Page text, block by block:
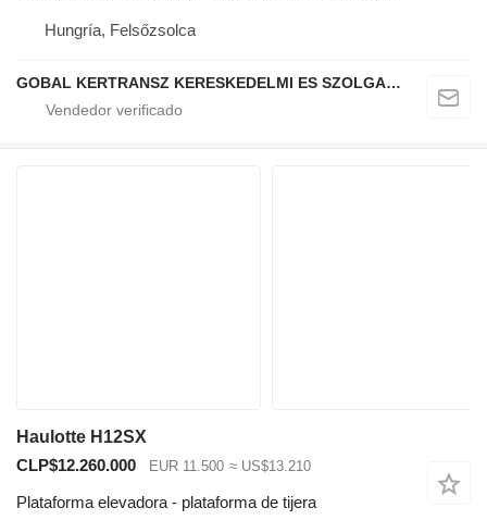
Hungría, Felsőzsolca
GOBAL KERTRANSZ KERESKEDELMI ES SZOLGALTATO KFT.
Haulotte H12SX
CLP$12.260.000
EUR 11.500 ≈ US$13.210
Plataforma elevadora - plataforma de tijera